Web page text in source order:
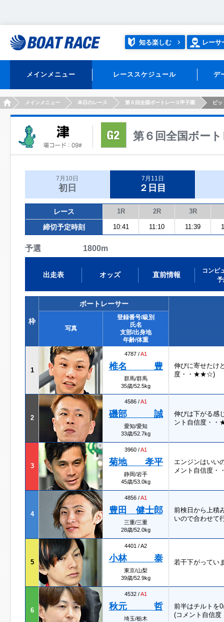
知る楽しむ レーサ
メインメニュー レーススケジュール デ
HOMEメインメニュー 本日のレース 第６回全国ボートレース甲子園 ピ
第６回全国ボー
7月10日
初日
7月11日
２日目
レース 1R 2R 3R
締切予定時刻 10:41 11:10 11:39
予選 1800m
出走表 オッズ 直前情報
コンピ
予
枠
ボートレーサー
写真
登録番号/級別
氏名
支部/出身地
年齢/体重
1
4787 /A1
椎名 豊
群馬/群馬
35歳/52.5kg
伸びに寄せたけ
度・・★★☆)
2
4586 /A1
磯部 誠
愛知/愛知
33歳/52.7kg
伸びは下がる感
ント自信度・
3
3960 /A1
菊地 孝平
静岡/岩手
45歳/53.0kg
エンジンはいい
メント自信度
4
4856 /A1
豊田 健士郎
三重/三重
28歳/52.0kg
前検日から上積
いので合わせ
5
4401 / A2
小林 泰
東京/山梨
39歳/52.9kg
若干下がってい
6
4532 /A1
秋元 哲
埼玉/栃木
前半はチルトを
(コメント自信